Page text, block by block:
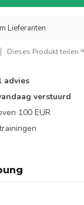
Lieferanten
Dieses Produkt teilen
advies
verstuurd
100 EUR